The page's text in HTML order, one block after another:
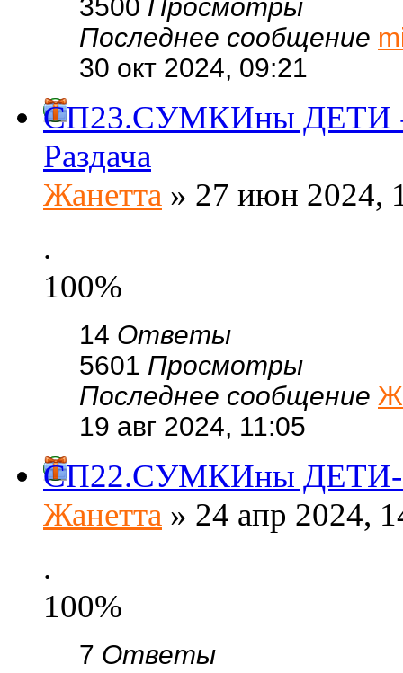
3500 Просмотры
Последнее сообщение
30 окт 2024, 09:21
СП23.СУМКИны ДЕТИ -
Раздача
Жанетта » 27 июн 2024,
.
100%
14 Ответы
5601 Просмотры
Последнее сообщение
19 авг 2024, 11:05
СП22.СУМКИны ДЕТИ-
Жанетта » 24 апр 2024,
.
100%
7 Ответы